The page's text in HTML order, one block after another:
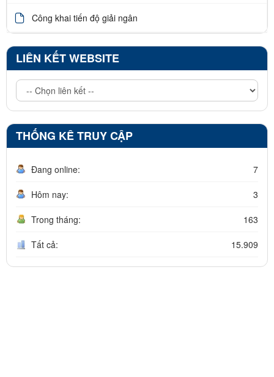
Công khai tiến độ giải ngân
LIÊN KẾT WEBSITE
THỐNG KÊ TRUY CẬP
Đang online: 7
Hôm nay: 3
Trong tháng: 163
Tất cả: 15.909